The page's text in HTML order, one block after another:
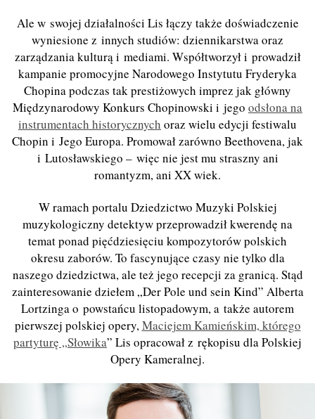
Ale w swojej działalności Lis łączy także doświadczenie
wyniesione z innych studiów: dziennikarstwa oraz
zarządzania kulturą i mediami. Współtworzył i prowadził
kampanie promocyjne Narodowego Instytutu Fryderyka
Chopina podczas tak prestiżowych imprez jak główny
Międzynarodowy Konkurs Chopinowski i jego odsłona na
instrumentach historycznych oraz wielu edycji festiwalu
Chopin i Jego Europa. Promował zarówno Beethovena, jak
i Lutosławskiego – więc nie jest mu straszny ani
romantyzm, ani XX wiek.
W ramach portalu Dziedzictwo Muzyki Polskiej
muzykologiczny detektyw przeprowadził kwerendę na
temat ponad pięćdziesięciu kompozytorów polskich
okresu zaborów. To fascynujące czasy nie tylko dla
naszego dziedzictwa, ale też jego recepcji za granicą. Stąd
zainteresowanie dziełem „Der Pole und sein Kind” Alberta
Lortzinga o powstańcu listopadowym, a także autorem
pierwszej polskiej opery,Maciejem Kamieńskim, którego
partyturę „Słowika” Lis opracował z rękopisu dla Polskiej
Opery Kameralnej.